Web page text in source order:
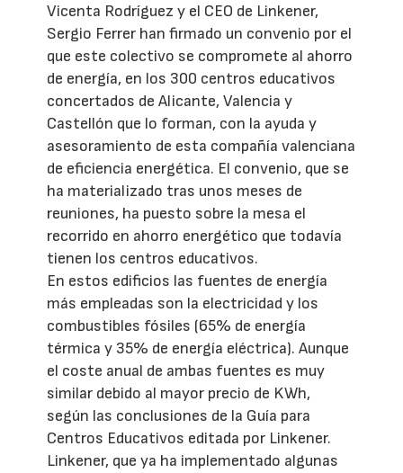
Vicenta Rodríguez y el CEO de Linkener,
Sergio Ferrer han firmado un convenio por el
que este colectivo se compromete al ahorro
de energía, en los 300 centros educativos
concertados de Alicante, Valencia y
Castellón que lo forman, con la ayuda y
asesoramiento de esta compañía valenciana
de eficiencia energética. El convenio, que se
ha materializado tras unos meses de
reuniones, ha puesto sobre la mesa el
recorrido en ahorro energético que todavía
tienen los centros educativos.
En estos edificios las fuentes de energía
más empleadas son la electricidad y los
combustibles fósiles (65% de energía
térmica y 35% de energía eléctrica). Aunque
el coste anual de ambas fuentes es muy
similar debido al mayor precio de KWh,
según las conclusiones de la Guía para
Centros Educativos editada por Linkener.
Linkener, que ya ha implementado algunas